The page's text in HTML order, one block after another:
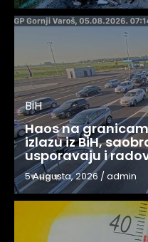
BiH
Haos na
izlazu iz BiH,
usporavaju i
5 Augusta, 2026 /admin